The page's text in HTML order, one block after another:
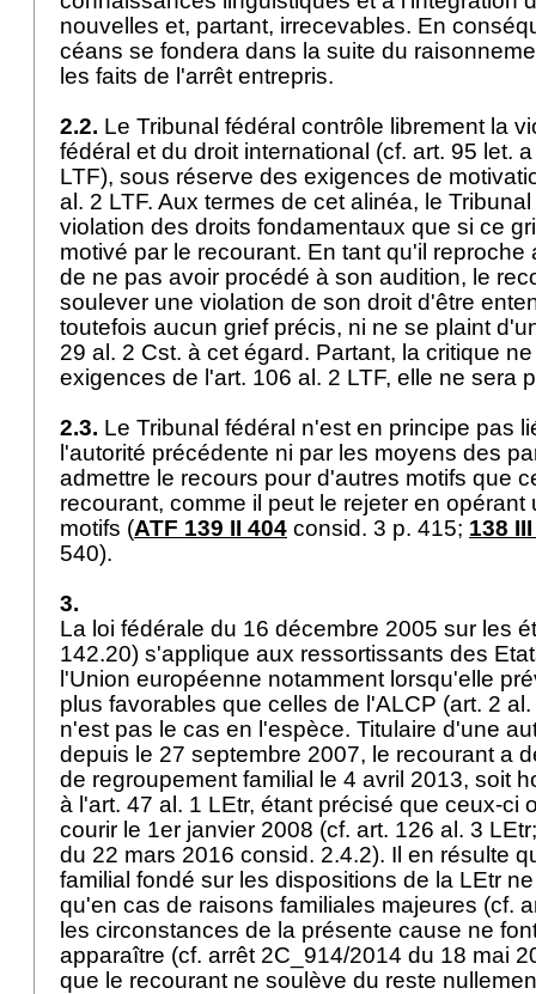
nouvelles et, partant, irrecevables. En
céans se fondera dans la suite du
les faits de l'arrêt entrepris.
2.2. Le Tribunal fédéral contrôle librement la
fédéral et du droit international (cf. art. 95 let.
LTF), sous réserve des exigences de
al. 2 LTF. Aux termes de cet alinéa, le
violation des droits fondamentaux que si ce
motivé par le recourant. En tant qu'il reproche
de ne pas avoir procédé à son audition, le
soulever une violation de son droit d'être
toutefois aucun grief précis, ni ne se plaint
29 al. 2 Cst. à cet égard. Partant, la critique
exigences de l'art. 106 al. 2 LTF, elle ne sera
2.3. Le Tribunal fédéral n'est en principe pas
l'autorité précédente ni par les moyens des
admettre le recours pour d'autres motifs que
recourant, comme il peut le rejeter en opérant
motifs (ATF 139 II 404 consid. 3 p. 415; 138
540).
3.
La loi fédérale du 16 décembre 2005 sur les
142.20) s'applique aux ressortissants des
l'Union européenne notamment lorsqu'elle
plus favorables que celles de l'ALCP (art. 2
n'est pas le cas en l'espèce. Titulaire d'une
depuis le 27 septembre 2007, le recourant a
de regroupement familial le 4 avril 2013, soit
à l'art. 47 al. 1 LEtr, étant précisé que ceux-ci
courir le 1er janvier 2008 (cf. art. 126 al. 3
du 22 mars 2016 consid. 2.4.2). Il en résulte
familial fondé sur les dispositions de la LEtr
qu'en cas de raisons familiales majeures (cf.
les circonstances de la présente cause ne
apparaître (cf. arrêt 2C_914/2014 du 18 mai
que le recourant ne soulève du reste